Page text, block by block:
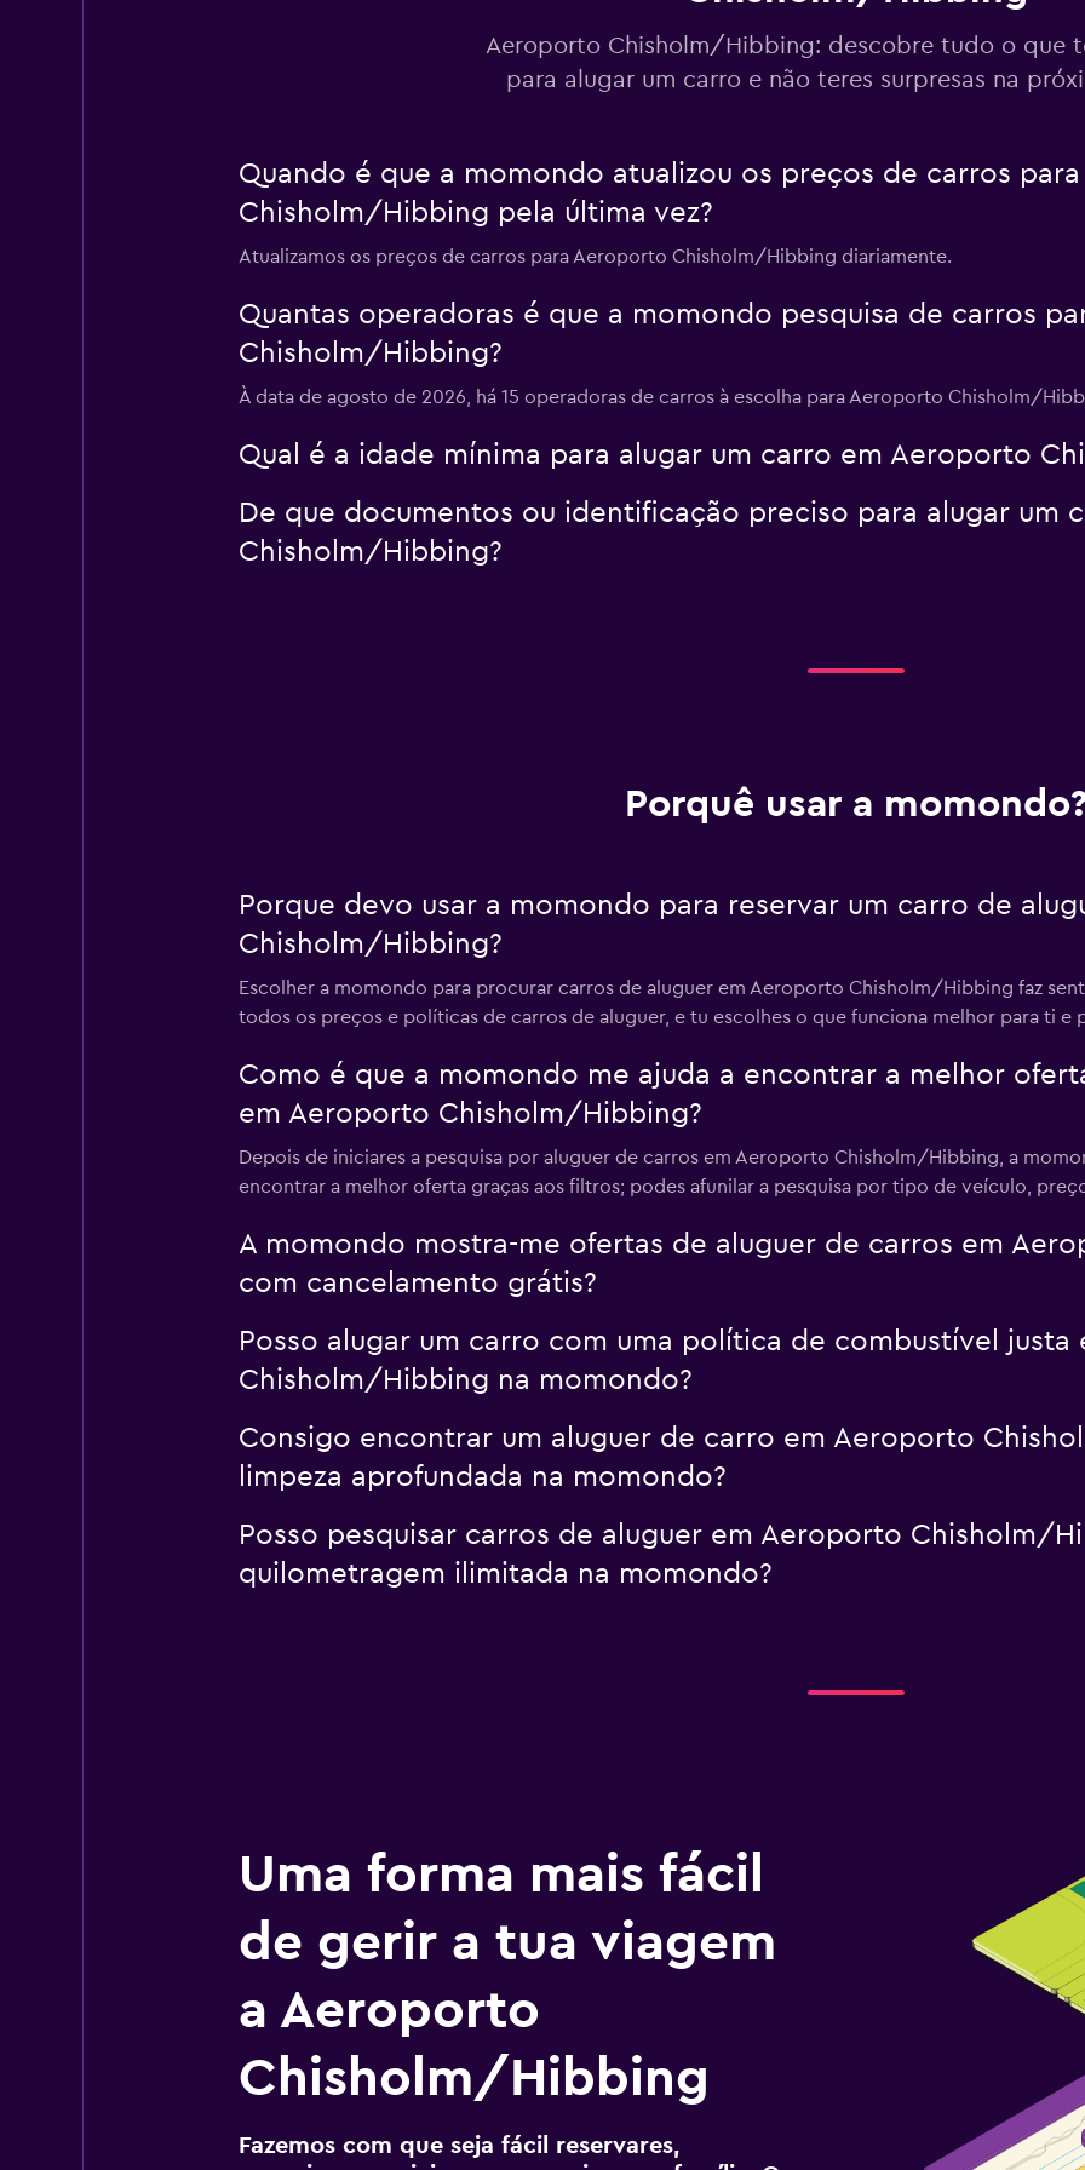
2 estações de aluguer
Aeroporto Chisholm/Hibbing: descobre tudo o que
para alugar um carro e não teres surpresas na
Quando é que a momondo atualizou os preços de carros
Chisholm/Hibbing pela última vez?
Atualizamos os preços de carros para Aeroporto Chisholm/Hibbing diariamente.
Quantas operadoras é que a momondo pesquisa de carros
Chisholm/Hibbing?
À data de agosto de 2026, há 15 operadoras de carros à escolha para Aeroporto Chisholm/
Qual é a idade mínima para alugar um carro em Aeroporto
De que documentos ou identificação preciso para alugar um
Chisholm/Hibbing?
Porquê usar a
Porque devo usar a momondo para reservar um carro de
Chisholm/Hibbing?
Escolher a momondo para procurar carros de aluguer em Aeroporto Chisholm/Hibbing faz
todos os preços e políticas de carros de aluguer, e tu escolhes o que funciona melhor para ti e
Como é que a momondo me ajuda a encontrar a melhor
em Aeroporto Chisholm/Hibbing?
Depois de iniciares a pesquisa por aluguer de carros em Aeroporto Chisholm/Hibbing, a
encontrar a melhor oferta graças aos filtros; podes afunilar a pesquisa por tipo de veículo,
A momondo mostra-me ofertas de aluguer de carros em
com cancelamento grátis?
Posso alugar um carro com uma política de combustível
Chisholm/Hibbing na momondo?
Consigo encontrar um aluguer de carro em Aeroporto
limpeza aprofundada na momondo?
Posso pesquisar carros de aluguer em Aeroporto Chisholm/
quilometragem ilimitada na momondo?
Uma forma mais fácil
de gerir a tua viagem
a Aeroporto
Chisholm/Hibbing
Fazemos com que seja fácil reservares,